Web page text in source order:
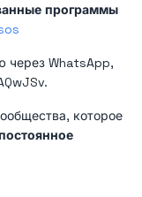
программы
через WhatsApp,
которое